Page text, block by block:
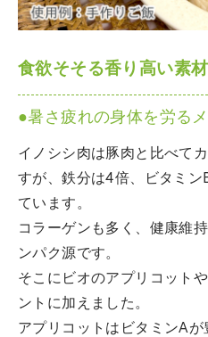
食欲そそる香り高い素
●暑さ疲れの身体を労る
イノシシ肉は豚肉と比べて
すが、鉄分は4倍、ビタミン
ています。
コラーゲンも多く、健康維
ンパク源です。
そこにビオのアプリコット
ントに加えました。
アプリコットはビタミンA